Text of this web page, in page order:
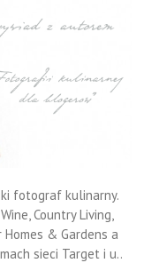
fotograf kulinarny.
Country Living,
& Gardens a
sieci Target i u..